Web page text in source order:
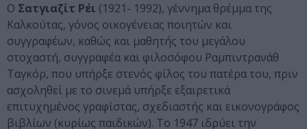
Ο Σατγιαζίτ Ρέι (1921- 1992), γέννημα θρέμμα της
Καλκούτας, γόνος οικογένειας ποιητών και
συγγραφέων, καθώς και μαθητής του μεγάλου
στοχαστή, συγγραφέα και φιλοσόφου Ραμπιντρανάθ
Ταγκόρ, που υπήρξε στενός φίλος του πατέρα του, πριν
ασχοληθεί με το σινεμά υπήρξε εξαιρετικά
επιτυχημένος γραφίστας, σχεδιαστής και εικονογράφος
βιβλίων (κυρίως παιδικών). Το 1947 ιδρύει την